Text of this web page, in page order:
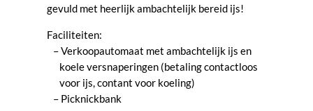
gevuld met heerlijk ambachtelijk bereid ijs!
Faciliteiten:
– Verkoopautomaat met ambachtelijk ijs en
koele versnaperingen (betaling contactloos
voor ijs, contant voor koeling)
– Picknickbank